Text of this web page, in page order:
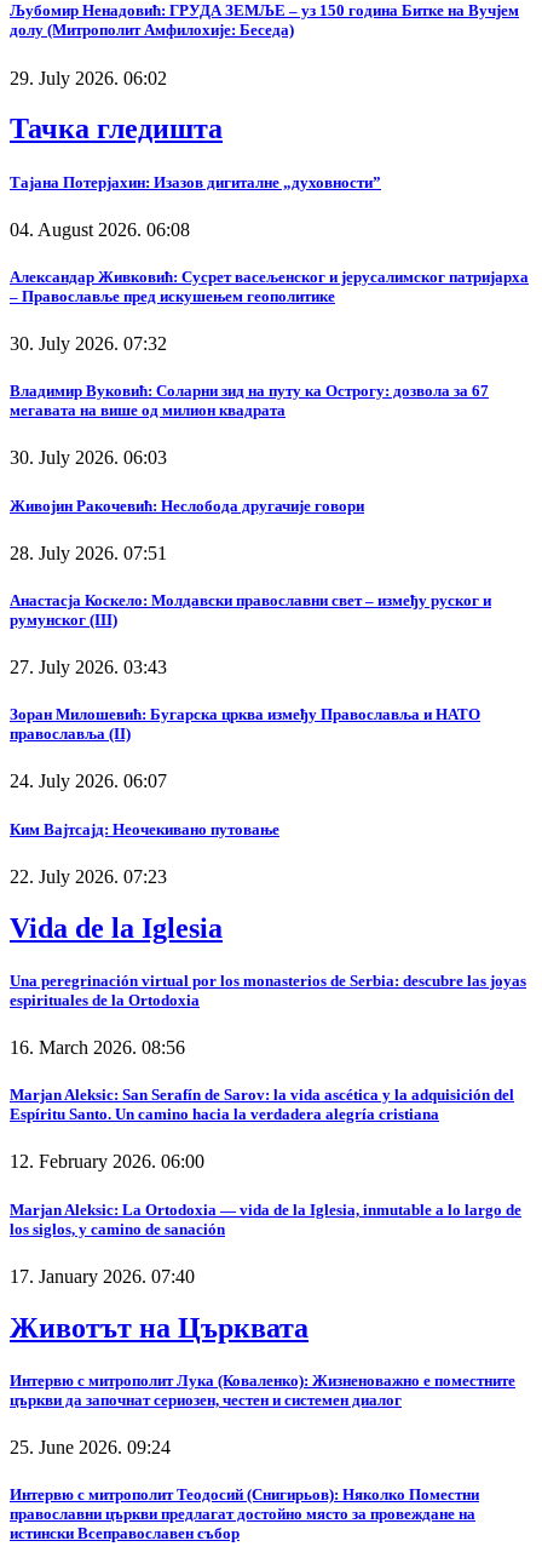
Љубомир Ненадовић: ГРУДА ЗЕМЉЕ – уз 150 година Битке на Вучјем
долу (Митрополит Амфилохије: Беседа)
29. July 2026. 06:02
Тачка гледишта
Тајана Потерјахин: Изазов дигиталне „духовности”
04. August 2026. 06:08
Александар Живковић: Сусрет васељенског и јерусалимског патријарха
– Православље пред искушењем геополитике
30. July 2026. 07:32
Владимир Вуковић: Соларни зид на путу ка Острогу: дозвола за 67
мегавата на више од милион квадрата
30. July 2026. 06:03
Живојин Ракочевић: Неслобода другачије говори
28. July 2026. 07:51
Анастасја Коскело: Молдавски православни свет – између руског и
румунског (III)
27. July 2026. 03:43
Зоран Милошевић: Бугарска црква између Православља и НАТО
православља (II)
24. July 2026. 06:07
Ким Вајтсајд: Неочекивано путовање
22. July 2026. 07:23
Vida de la Iglesia
Una peregrinación virtual por los monasterios de Serbia: descubre las joyas
espirituales de la Ortodoxia
16. March 2026. 08:56
Marjan Aleksic: San Serafín de Sarov: la vida ascética y la adquisición del
Espíritu Santo. Un camino hacia la verdadera alegría cristiana
12. February 2026. 06:00
Marjan Aleksic: La Ortodoxia — vida de la Iglesia, inmutable a lo largo de
los siglos, y camino de sanación
17. January 2026. 07:40
Животът на Църквата
Интервю с митрополит Лука (Коваленко): Жизненоважно е поместните
църкви да започнат сериозен, честен и системен диалог
25. June 2026. 09:24
Интервю с митрополит Теодосий (Снигирьов): Няколко Поместни
православни църкви предлагат достойно място за провеждане на
истински Всеправославен събор